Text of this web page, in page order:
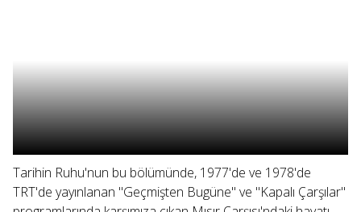
Tarihin Ruhu'nun bu bölümünde, 1977'de ve 1978'de
TRT'de yayınlanan "Geçmişten Bugüne" ve "Kapalı Çarşılar"